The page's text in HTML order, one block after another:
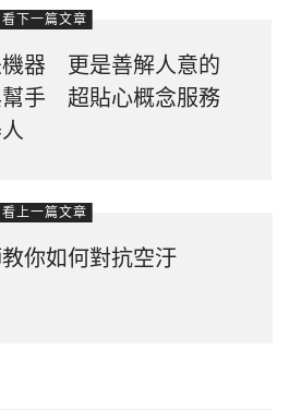
看下一篇文章
機器 更是善解人意的
幫手 超貼心概念服務
看上一篇文章
你如何對抗空汙